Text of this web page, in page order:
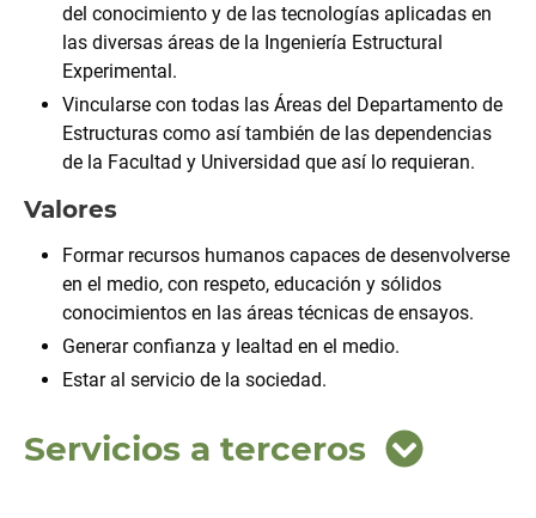
del conocimiento y de las tecnologías aplicadas en
las diversas áreas de la Ingeniería Estructural
Experimental.
Vincularse con todas las Áreas del Departamento de
Estructuras como así también de las dependencias
de la Facultad y Universidad que así lo requieran.
Valores
Formar recursos humanos capaces de desenvolverse
en el medio, con respeto, educación y sólidos
conocimientos en las áreas técnicas de ensayos.
Generar confianza y lealtad en el medio.
Estar al servicio de la sociedad.
Servicios a terceros